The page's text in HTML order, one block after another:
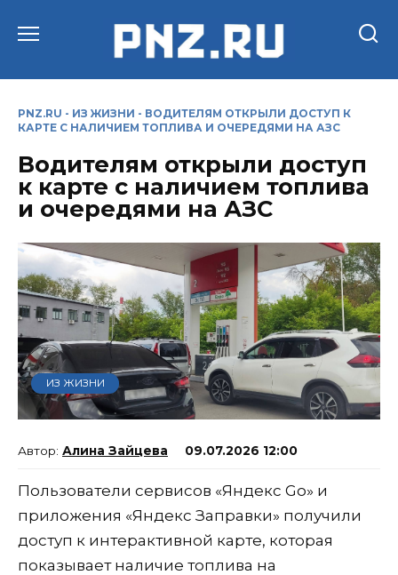
PNZ.RU - ИЗ ЖИЗНИ - ВОДИТЕЛЯМ ОТКРЫЛИ ДОСТУП К
КАРТЕ С НАЛИЧИЕМ ТОПЛИВА И ОЧЕРЕДЯМИ НА АЗС
Водителям открыли доступ
к карте с наличием топлива
и очередями на АЗС
ИЗ ЖИЗНИ
Алина Зайцева 09.07.2026 12:00
Пользователи сервисов «Яндекс Go» и
приложения «Яндекс Заправки» получили
доступ к интерактивной карте, которая
показывает наличие топлива на